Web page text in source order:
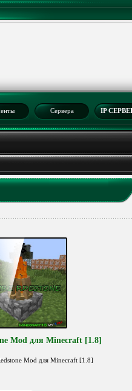
Сервера IP
Mod для Minecraft [1.8]
Mod для Minecraft [1.8]